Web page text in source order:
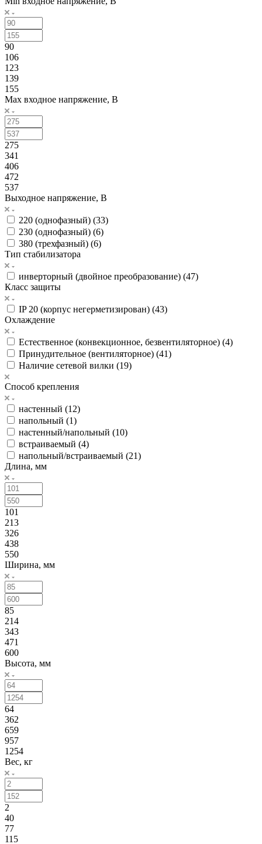
90
106
123
139
155
Max входное напряжение, В
275
341
406
472
537
Выходное напряжение, В
220 (однофазный) (33)
230 (однофазный) (6)
380 (трехфазный) (6)
Тип стабилизатора
инверторный (двойное преобразование) (47)
Класс защиты
IP 20 (корпус негерметизирован) (43)
Охлаждение
Естественное (конвекционное, безвентиляторное) (4)
Принудительное (вентиляторное) (41)
Наличие сетевой вилки (19)
Способ крепления
настенный (12)
напольный (1)
настенный/напольный (10)
встраиваемый (4)
напольный/встраиваемый (21)
Длина, мм
101
213
326
438
550
Ширина, мм
85
214
343
471
600
Высота, мм
64
362
659
957
1254
Вес, кг
2
40
77
115